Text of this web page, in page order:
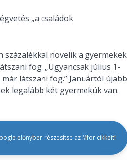
„a családok
növelik a gyermekek
fog. „Ugyancsak július 1-
látszani fog.” Januártól újabb
legalább két gyermekük van.
előnyben részesítse az Mfor cikkeit!